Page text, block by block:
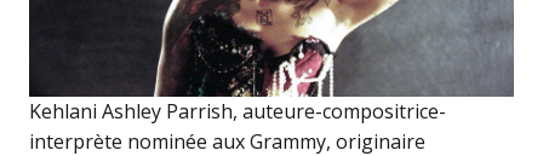
Kehlani Ashley Parrish, auteure-compositrice-
interprète nominée aux Grammy, originaire